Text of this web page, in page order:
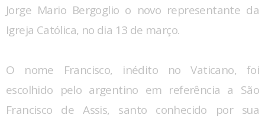
Jorge Mario Bergoglio o novo representante da
Igreja Católica, no dia 13 de março.
O nome Francisco, inédito no Vaticano, foi
escolhido pelo argentino em referência a São
Francisco de Assis, santo conhecido por sua